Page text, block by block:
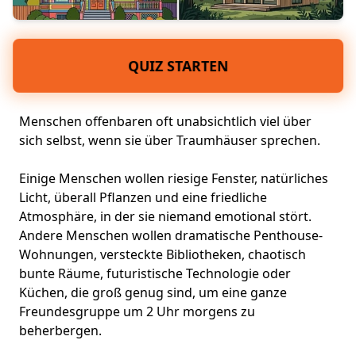
QUIZ STARTEN
Menschen offenbaren oft unabsichtlich viel über
sich selbst, wenn sie über Traumhäuser sprechen.
Einige Menschen wollen riesige Fenster, natürliches
Licht, überall Pflanzen und eine friedliche
Atmosphäre, in der sie niemand emotional stört.
Andere Menschen wollen dramatische Penthouse-
Wohnungen, versteckte Bibliotheken, chaotisch
bunte Räume, futuristische Technologie oder
Küchen, die groß genug sind, um eine ganze
Freundesgruppe um 2 Uhr morgens zu
beherbergen.